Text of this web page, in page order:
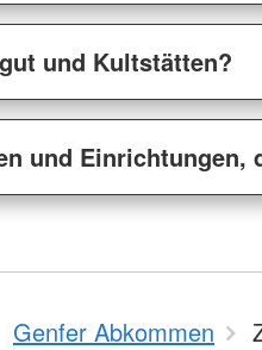
und Kultstätten?
und
Genfer Abkommen